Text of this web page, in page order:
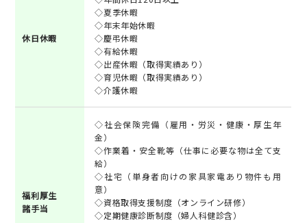
休日休暇
◇夏季休暇
◇年末年始休暇
◇慶弔休暇
◇有給休暇
◇出産休暇（取得実績あり）
◇育児休暇（取得実績あり）
◇介護休暇
福利厚生
諸手当
◇社会保険完備（雇用・労災・健康・厚生年
金）
◇作業着・安全靴等（仕事に必要な物は全て支
給）
◇社宅（単身者向けの家具家電あり物件も用
意）
◇資格取得支援制度（オンライン研修）
◇定期健康診断制度（婦人科健診含）